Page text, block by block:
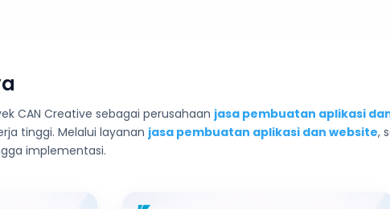
CAN Creative sebagai perusahaan jasa pembuatan aplikasi
tinggi. Melalui layanan jasa pembuatan aplikasi dan website,
implementasi.